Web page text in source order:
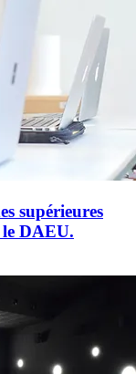
supérieures
le DAEU.